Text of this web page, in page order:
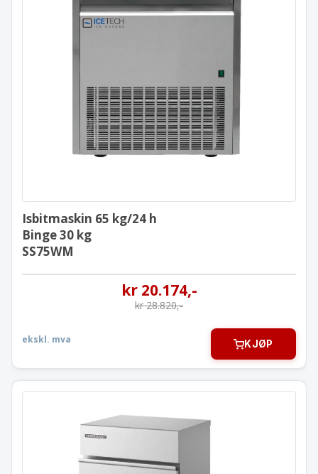
Isbitmaskin 65 kg/24 h
SS75WM
Isbitmaskin 65 kg/24 h
Binge 30 kg
SS75WM
kr20.174,-
kr28.820,-
ekskl. mva KJØP